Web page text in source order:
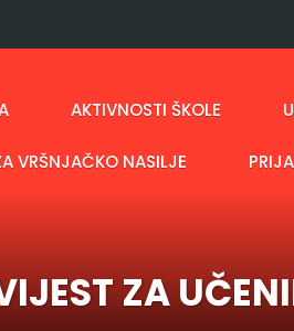
AKTIVNOSTI ŠKOLE
VRŠNJAČKO NASILJE
ZA